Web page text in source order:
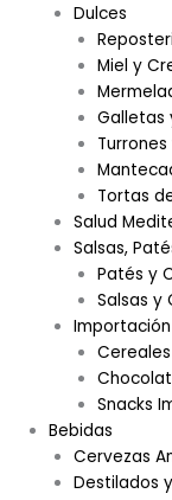
Dulces
Miel y
Galletas
Tortas
Salud
Salsas,
Patés y
Salsas y
Importación
Cereales
Snacks
Bebidas
Cervezas
Destilados